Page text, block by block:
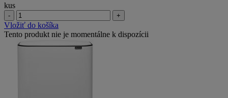
kus
- +
Vložiť do košíka
Tento produkt nie je momentálne k dispozícii